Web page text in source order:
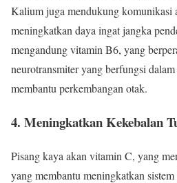
Kalium juga mendukung komunikasi
meningkatkan daya ingat jangka
mengandung vitamin B6, yang
neurotransmiter yang berfungsi
membantu perkembangan otak.
4. Meningkatkan Kekebalan
Pisang kaya akan vitamin C, yang
yang membantu meningkatkan